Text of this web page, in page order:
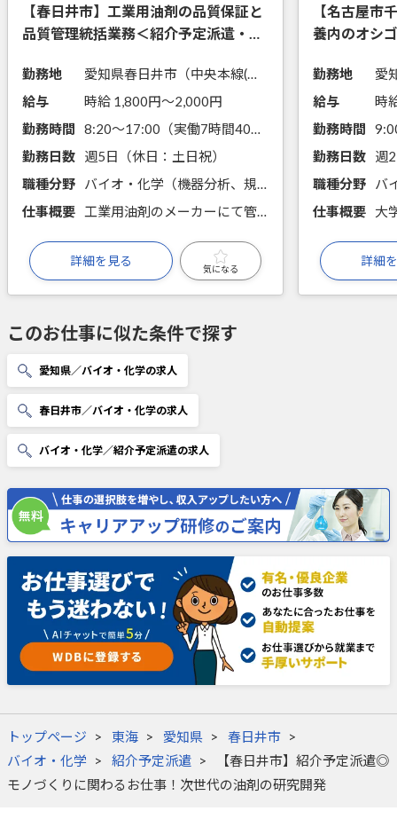
【春日井市】工業用油剤の品質保証と
品質管理統括業務＜紹介予定派遣・正
勤務地
愛知県春日井市（中央本線(名古屋－塩尻)勝川駅から徒歩15分）
給与
時給 1,800円〜2,000円
勤務時間
8:20～17:00（実働7時間40分）
勤務日数
週5日（休日：土日祝）
職種分野
バイオ・化学（機器分析、規格・規範に関する知識）
仕事概要
工業用油剤のメーカーにて管理職の募集です。化学物質の規制に関する法対応、顧客対応やまた品質管理部門の統括業務をお任せいたします。 メーカーなどで品質管理の経験がある方におすすめです。
詳細を見る
気になる
【名古屋市
養内のオシ
勤務地
給与
時
勤務時間
勤務日数
週
職種分野
仕事概要
詳細
このお仕事に似た条件で探す
愛知県／バイオ・化学の求人
春日井市／バイオ・化学の求人
バイオ・化学／紹介予定派遣の求人
トップページ 東海 愛知県
春日井市
バイオ・化学
紹介予定派遣
【春日井市】紹介予定派遣◎
モノづくりに関わるお仕事！次世代の油剤の研究開発